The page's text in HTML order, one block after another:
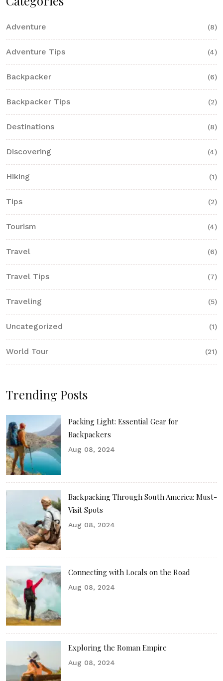
Adventure (8)
Adventure Tips (4)
Backpacker (6)
Backpacker Tips (2)
Destinations (8)
Discovering (4)
Hiking (1)
Tips (2)
Tourism (4)
Travel (6)
Travel Tips (7)
Traveling (5)
Uncategorized (1)
World Tour (21)
Trending Posts
Packing Light: Essential Gear for
Backpackers
Aug 08, 2024
Backpacking Through South America: Must-
Visit Spots
Aug 08, 2024
Connecting with Locals on the Road
Aug 08, 2024
Exploring the Roman Empire
Aug 08, 2024